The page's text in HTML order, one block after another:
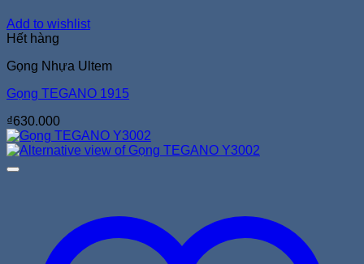
Add to wishlist
Hết hàng
Gọng Nhựa Ultem
Gọng TEGANO 1915
₫630.000